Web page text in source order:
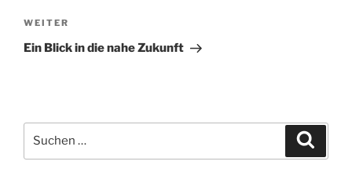
Nächster
Beitrag
WEITER
Ein Blick in die nahe Zukunft
nach: